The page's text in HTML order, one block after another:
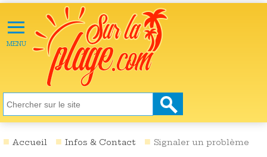
≡
MENU
ACTU
LOISIRS
NATURE
SANTÉ
SOCIÉTÉ
Accueil Infos & Contact Signaler un problème